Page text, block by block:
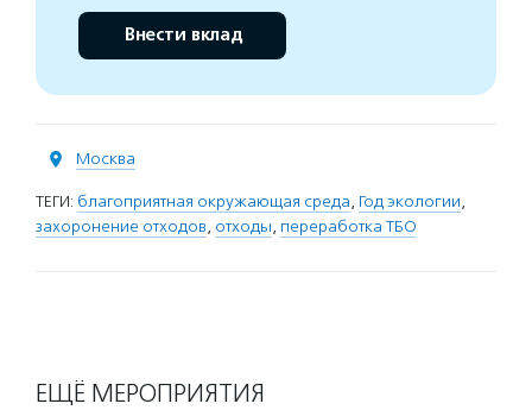
Внести вклад
Москва
ТЕГИ: благоприятная окружающая среда, Год экологии,
захоронение отходов, отходы, переработка ТБО
ЕЩЁ МЕРОПРИЯТИЯ